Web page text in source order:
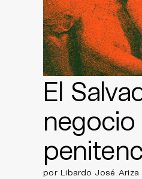
El
por Libardo José Ariza